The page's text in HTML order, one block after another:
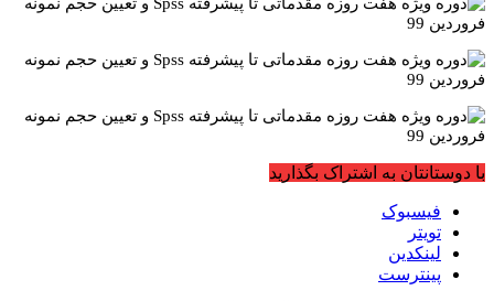
با دوستانتان به اشتراک بگذارید
فیسبوک
تویتر
لینکدین
پینترست